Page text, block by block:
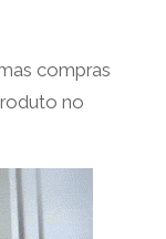
compras
no